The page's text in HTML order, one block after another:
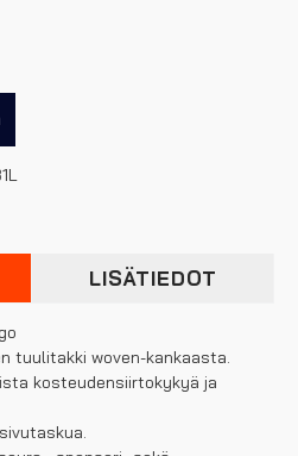
LISÄTIEDOT
tuulitakki woven-kankaasta.
kosteudensiirtokykyä ja